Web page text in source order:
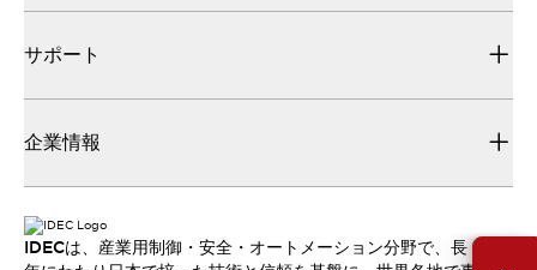
サポート
企業情報
IDECは、産業用制御・安全・オートメーション分野で、長